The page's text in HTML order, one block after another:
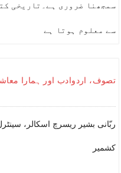
سمجھنا ضروری ہے۔تاریخی
سے معلوم ہوتا ہے
تصوف، اردوادب اور ہمارا
ربّانی بشیر ریسرچ اسکالر،
کشمیر